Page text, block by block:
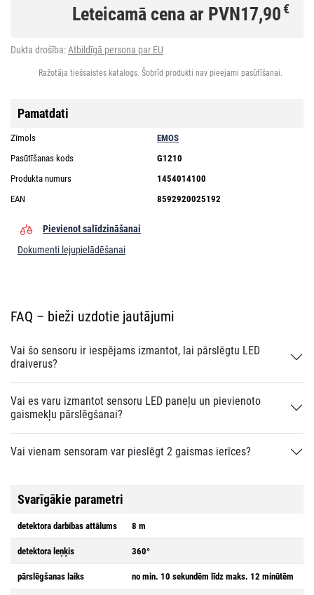
Leteicamā cena ar PVN17,90€
Dukta drošība:Atbildīgā persona par EU
Ražotāja tiešsaistes katalogs. Šobrīd produkti nav pieejami pasūtīšanai.
Pamatdati
Zīmols
EMOS
Pasūtīšanas kods
G1210
Produkta numurs
1454014100
EAN
8592920025192
Pievienot salīdzināšanai
Dokumenti lejupielādēšanai
FAQ – bieži uzdotie jautājumi
Vai šo sensoru ir iespējams izmantot, lai pārslēgtu LED
draiverus?
Vai es varu izmantot sensoru LED paneļu un pievienoto
gaismekļu pārslēgšanai?
Vai vienam sensoram var pieslēgt 2 gaismas ierīces?
Svarīgākie parametri
detektora darbības attālums 8 m
detektora leņķis 360°
pārslēgšanas laiks no min. 10 sekundēm līdz maks. 12 minūtēm